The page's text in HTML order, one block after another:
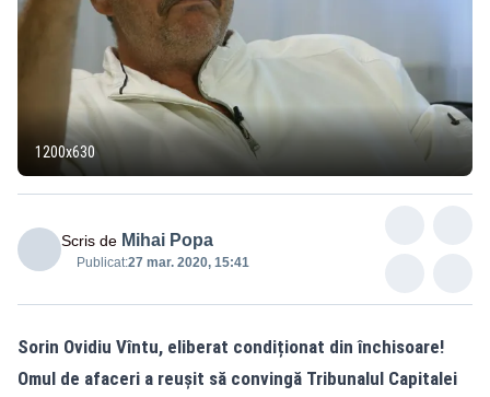
1200x630
Scris de Mihai Popa
Publicat:27 mar. 2020, 15:41
Sorin Ovidiu Vîntu, eliberat condiționat din închisoare!
Omul de afaceri a reușit să convingă Tribunalul Capitalei